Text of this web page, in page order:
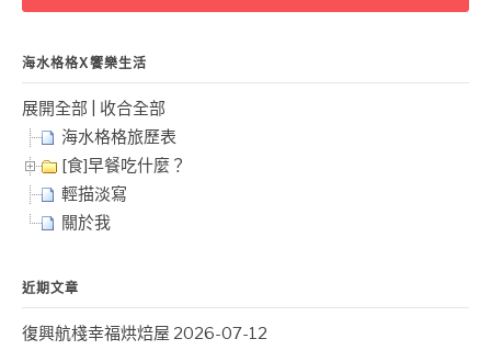
字:
海水格格X饗樂生活
展開全部
收合全部
海水格格旅歷表
[食]早餐吃什麼？
輕描淡寫
關於我
近期文章
復興航棧幸福烘焙屋 2026-07-12